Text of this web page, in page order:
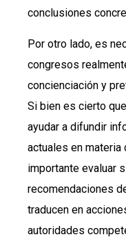
conclusiones
Por otro lado, es
congresos
concienciación y
Si bien es cierto
ayudar a difundir
actuales en
importante evaluar
recomendaciones
traducen en
autoridades